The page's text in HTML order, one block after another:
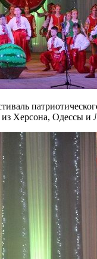
Херсона, Одессы и